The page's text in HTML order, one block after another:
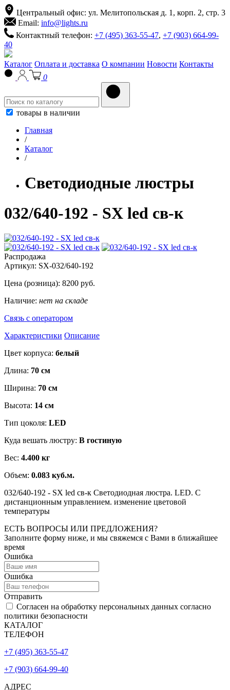
Центральный офис: ул. Мелитопольская д. 1, корп. 2, стр. 3
Email: info@lights.ru
Контактный телефон: +7 (495) 363-55-47, +7 (903) 664-99-
40
Каталог Оплата и доставка О компании Новости Контакты
0
товары в наличии
Главная
/
Каталог
/
Светодиодные люстры
032/640-192 - SX led св-к
Распродажа
Артикул: SX-032/640-192
Цена (розница): 8200 руб.
Наличие: нет на складе
Связь с оператором
Характеристики Описание
Цвет корпуса: белый
Длина: 70 см
Ширина: 70 см
Высота: 14 см
Тип цоколя: LED
Куда вешать люстру: В гостиную
Вес: 4.400 кг
Объем: 0.083 куб.м.
032/640-192 - SX led св-к Светодиодная люстра. LED. С
дистанционным управлением. изменение цветовой
температуры
ЕСТЬ ВОПРОСЫ ИЛИ ПРЕДЛОЖЕНИЯ?
Заполните форму ниже, и мы свяжемся с Вами в ближайшее
время
Ошибка
Ошибка
Отправить
Согласен на обработку персональных данных согласно
политики безопасности
КАТАЛОГ
ТЕЛЕФОН
+7 (495) 363-55-47
+7 (903) 664-99-40
АДРЕС